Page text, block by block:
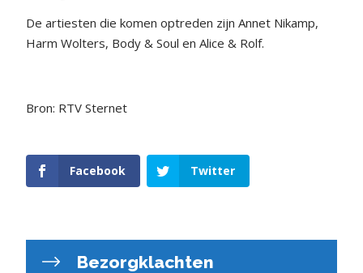
De artiesten die komen optreden zijn Annet Nikamp,
Harm Wolters, Body & Soul en Alice & Rolf.
Bron: RTV Sternet
Facebook Twitter
Bezorgklachten